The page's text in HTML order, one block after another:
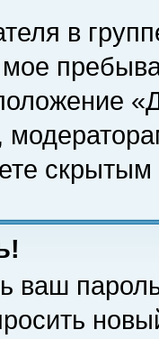
в
скрытым
ваш